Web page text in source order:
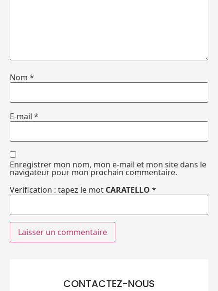
Nom *
E-mail *
Enregistrer mon nom, mon e-mail et mon site dans le
navigateur pour mon prochain commentaire.
Verification : tapez le mot CARATELLO *
CONTACTEZ-NOUS